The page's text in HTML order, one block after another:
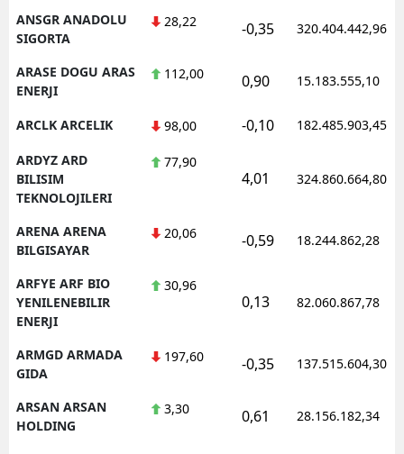
ANSGR ANADOLU
SIGORTA
28,22 -0,35 320.404.442,96
ARASE DOGU ARAS
ENERJI
112,00 0,90 15.183.555,10
ARCLK ARCELIK 98,00 -0,10 182.485.903,45
ARDYZ ARD
BILISIM
TEKNOLOJILERI
77,90
4,01 324.860.664,80
ARENA ARENA
BILGISAYAR
20,06 -0,59 18.244.862,28
ARFYE ARF BIO
YENILENEBILIR
ENERJI
30,96
0,13 82.060.867,78
ARMGD ARMADA
GIDA
197,60 -0,35 137.515.604,30
ARSAN ARSAN
HOLDING
3,30 0,61 28.156.182,34